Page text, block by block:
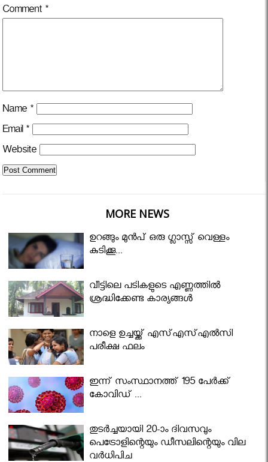
Comment *
Name *
Email *
Website
MORE NEWS
ഉറങ്ങും മുന്‍പ് ഒരു ഗ്ലാസ്സ് വെള്ളം
കുടിക്കൂ...
വീട്ടിലെ പടികളുടെ എണ്ണത്തിൽ
ശ്രദ്ധിക്കേണ്ട കാര്യങ്ങൾ
നാളെ ഉച്ചയ്ക്ക് എസ്എസ്എല്‍സി
പരീക്ഷ ഫലം
ഇന്ന് സംസ്ഥാനത്ത് 195 പേര്‍ക്ക്
കോവിഡ് ...
തുടർച്ചയായി 20-ാം ദിവസവും
പെട്രോളിന്റെയും ഡീസലിന്റെയും വില
വര്‍ധിപ്പിച്ചു